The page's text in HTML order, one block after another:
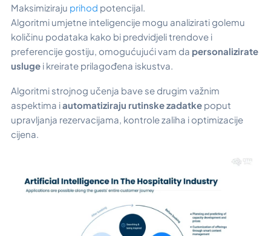
Maksimiziraju prihod potencijal.
Algoritmi umjetne inteligencije mogu analizirati golemu
količinu podataka kako bi predvidjeli trendove i
preferencije gostiju, omogućujući vam da personalizirate
usluge i kreirate prilagođena iskustva.
Algoritmi strojnog učenja bave se drugim važnim
aspektima iautomatiziraju rutinske zadatke poput
upravljanja rezervacijama, kontrole zaliha i optimizacije
cijena.